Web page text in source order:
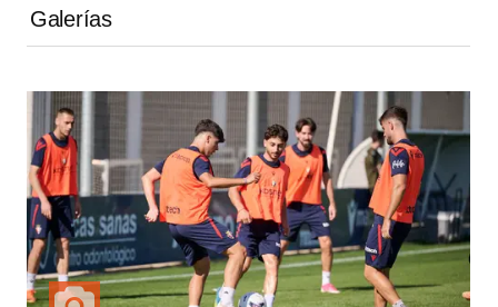
Galerías